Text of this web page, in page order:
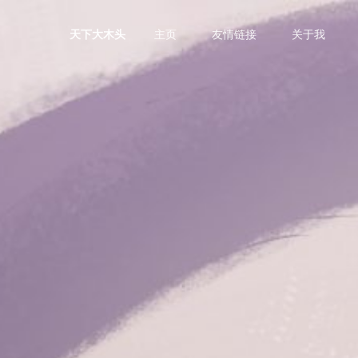
天下大木头 主页 友情链接 关于我